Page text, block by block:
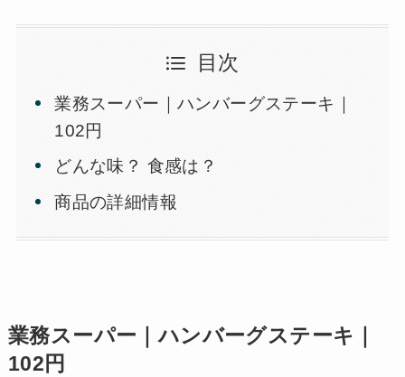
目次
業務スーパー｜ハンバーグステーキ｜
102円
どんな味？ 食感は？
商品の詳細情報
業務スーパー｜ハンバーグステーキ｜
102円